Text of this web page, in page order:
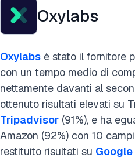
Oxylabs
Oxylabs è stato il fornitore
con un tempo medio di
nettamente davanti al
ottenuto risultati elevati su
Tripadvisor (91%), e ha
Amazon (92%) con 10
restituito risultati su